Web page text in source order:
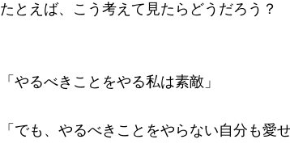
たとえば、こう考えて見たらどうだろう？
「やるべきことをやる私は素敵」
「でも、やるべきことをやらない自分も愛